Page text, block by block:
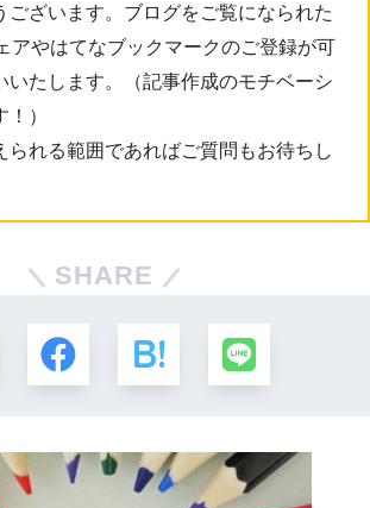
ございます。ブログをご覧になられた
アやはてなブックマークのご登録が可
いたします。（記事作成のモチベーシ
）
られる範囲であればご質問もお待ちし
SHARE